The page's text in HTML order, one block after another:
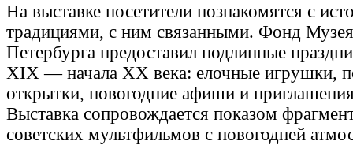
На выставке посетители познакомятся с
традициями, с ним связанными. Фонд
Петербурга предоставил подлинные
XIX — начала XX века: елочные игрушки,
открытки, новогодние афиши и
Выставка сопровождается показом
советских мультфильмов с новогодней